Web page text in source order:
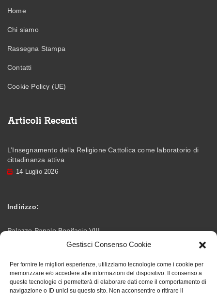
Gestisci Consenso Cookie
Per fornire le migliori esperienze, utilizziamo tecnologie come i cookie per
memorizzare e/o accedere alle informazioni del dispositivo. Il consenso a
queste tecnologie ci permetterà di elaborare dati come il comportamento di
navigazione o ID unici su questo sito. Non acconsentire o ritirare il
Home
Chi siamo
Rassegna Stampa
Contatti
Cookie Policy (UE)
Articoli Recenti
L’Insegnamento della Religione Cattolica come laboratorio di
cittadinanza attiva
14 Luglio 2026
Indirizzo:
Palazzo Papale Bonifacio VIII
Email: info@accademiabonifaciana.eu